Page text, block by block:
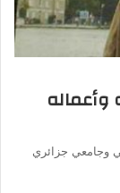
وأعماله
وجامعي جزائري